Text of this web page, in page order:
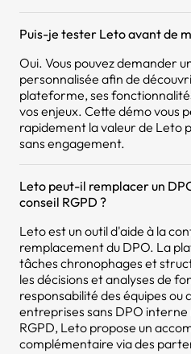
Puis-je tester Leto avant de
Oui. Vous pouvez demander
personnalisée afin de
plateforme, ses
vos enjeux. Cette démo vous
rapidement la valeur de Leto
sans engagement.
Leto peut-il remplacer un
conseil RGPD ?
Leto est un outil d'aide à la
remplacement du DPO. La
tâches chronophages et
les décisions et analyses de
responsabilité des équipes ou
entreprises sans DPO interne
RGPD, Leto propose un
complémentaire via des